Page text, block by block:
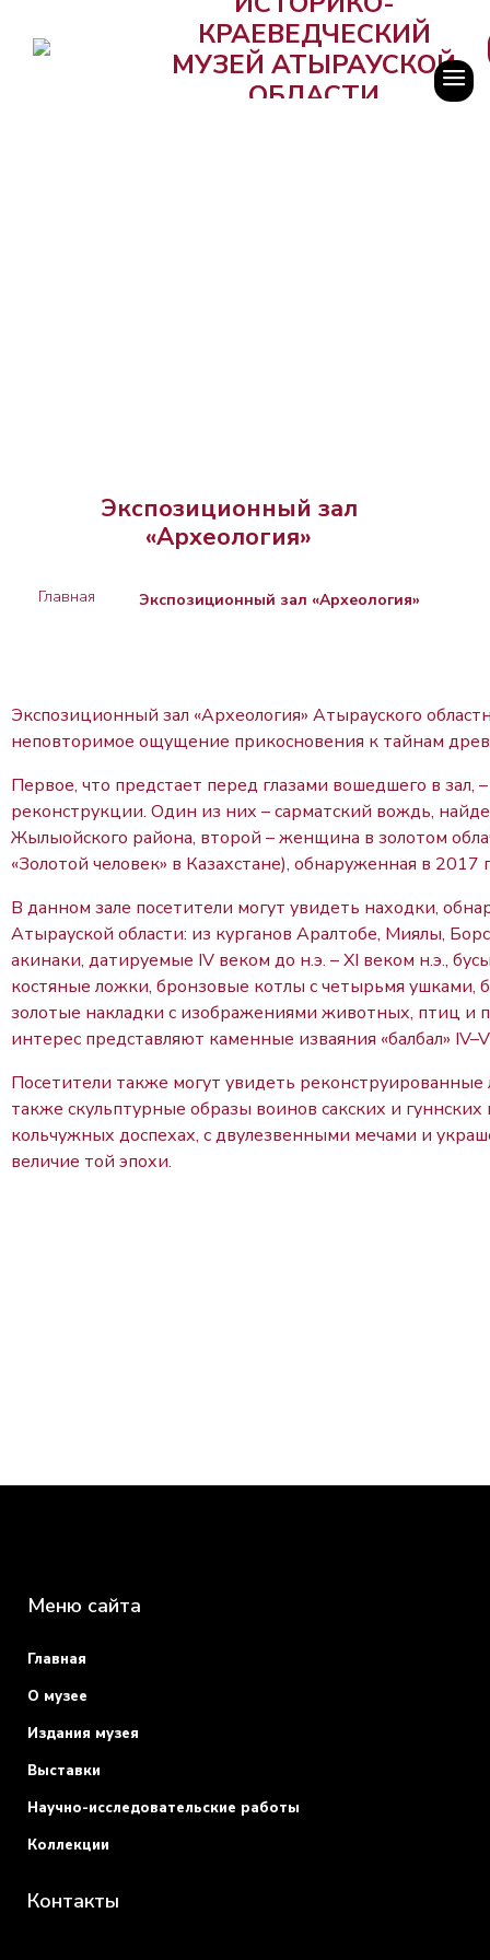
КРАЕВЕДЧЕСКИЙ
МУЗЕЙ АТЫРАУСКОЙ
ОБЛАСТИ
Экспозиционный зал
«Археология»
Главная Экспозиционный зал «Археология»
Экспозиционный зал «Археология» Атырауского
неповторимое ощущение прикосновения к тайнам
Первое, что предстает перед глазами вошедшего в
реконструкции. Один из них – сарматский вождь,
Жылыойского района, второй – женщина в золотом
«Золотой человек» в Казахстане), обнаруженная в
В данном зале посетители могут увидеть находки,
Атырауской области: из курганов Аралтобе, Миялы,
акинаки, датируемые IV веком до н.э. – XI веком н.э.,
костяные ложки, бронзовые котлы с четырьмя ушками,
золотые накладки с изображениями животных, птиц
интерес представляют каменные изваяния «балбал»
Посетители также могут увидеть
также скульптурные образы воинов сакских и
кольчужных доспехах, с двулезвенными мечами и
величие той эпохи.
Меню сайта
Главная
О музее
Издания музея
Выставки
Научно-исследовательские работы
Коллекции
Контакты